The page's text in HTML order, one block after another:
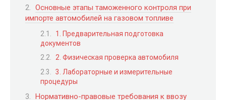
Основные этапы таможенного контроля при
импорте автомобилей на газовом топливе
1. Предварительная подготовка
документов
2. Физическая проверка автомобиля
3. Лабораторные и измерительные
процедуры
Нормативно-правовые требования к ввозу